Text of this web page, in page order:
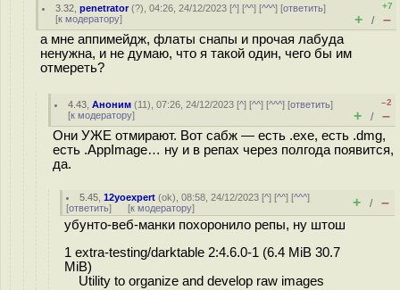
3.32 ,penetrator(?), 04:26, 24/12/2023 [^] [^^] [^^^] [ответить]
[к модератору]
+7
+ / –
а мне аппимейдж, флаты снапы и прочая лабуда
ненужна, и не думаю, что я такой один, чего бы им
отмереть?
4.43 ,Аноним (11), 07:26, 24/12/2023 [^] [^^] [^^^] [ответить]
[к модератору]
–2
+ / –
Они УЖЕ отмирают. Вот сабж — есть .exe, есть .dmg,
есть .AppImage… ну и в репах через полгода появится,
да.
5.45 ,12yoexpert (ok), 08:58, 24/12/2023 [^] [^^] [^^^]
[ответить] [к модератору] + / –
убунто-веб-манки похоронило репы, ну штош
1 extra-testing/darktable 2:4.6.0-1 (6.4 MiB 30.7
MiB)
Utility to organize and develop raw images